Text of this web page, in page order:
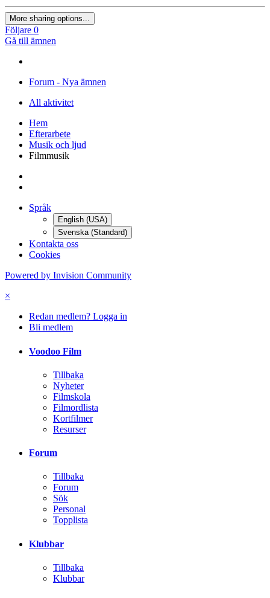
More sharing options...
Följare 0
Gå till ämnen
Forum - Nya ämnen
All aktivitet
Hem
Efterarbete
Musik och ljud
Filmmusik
Språk
English (USA)
Svenska (Standard)
Kontakta oss
Cookies
Powered by Invision Community
×
Redan medlem? Logga in
Bli medlem
Voodoo Film
Tillbaka
Nyheter
Filmskola
Filmordlista
Kortfilmer
Resurser
Forum
Tillbaka
Forum
Sök
Personal
Topplista
Klubbar
Tillbaka
Klubbar